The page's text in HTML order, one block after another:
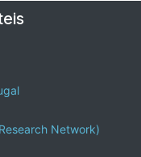
Network)